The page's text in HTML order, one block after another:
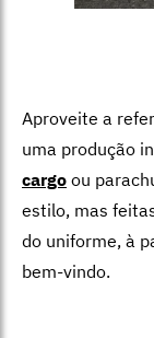
Aproveite a
uma produção
cargo ou
estilo, mas
do uniforme, à
bem-vindo.